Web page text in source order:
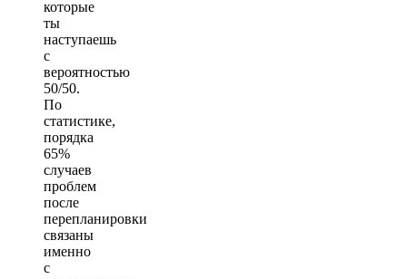
которые
ты
наступаешь
с
вероятностью
50/50.
По
статистике,
порядка
65%
случаев
проблем
после
перепланировки
связаны
именно
с